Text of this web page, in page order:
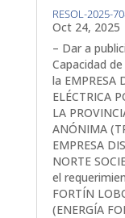
RESOL-2025-
Oct 24, 2025
– Dar a
Capacidad
la EMPRESA
ELÉCTRICA
LA
ANÓNIMA
EMPRESA
NORTE
el
FORTÍN
(ENERGÍA